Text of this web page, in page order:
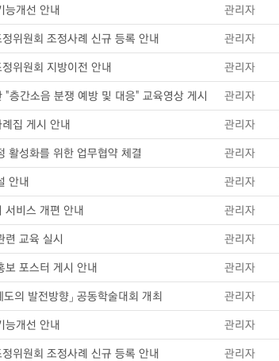
능개선 안내 관리자
위원회 조정사례 신규 등록 안내 관리자
위원회 지방이전 안내 관리자
"층간소음 분쟁 예방 및 대응" 교육영상 게시 관리자
집 게시 안내 관리자
활성화를 위한 업무협약 체결 관리자
안내 관리자
서비스 개편 안내 관리자
련 교육 실시 관리자
보 포스터 게시 안내 관리자
의 발전방향」 공동학술대회 개최 관리자
능개선 안내 관리자
위원회 조정사례 신규 등록 안내 관리자